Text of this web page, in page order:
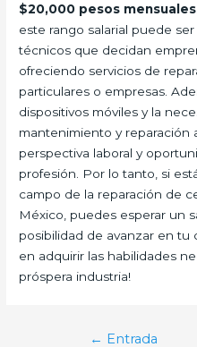
$20,000 pesos mensuales
este rango salarial puede
técnicos que decidan
ofreciendo servicios de
particulares o empresas.
dispositivos móviles y la
mantenimiento y reparación
perspectiva laboral y
profesión. Por lo tanto, si
campo de la reparación de
México, puedes esperar un
posibilidad de avanzar en tu
en adquirir las habilidades
próspera industria!
Navegación
← Entrada